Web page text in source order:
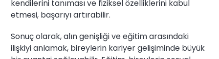
kendilerini tanıması ve fiziksel özelliklerini kabul
etmesi, başarıyı artırabilir.
Sonuç olarak, alın genişliği ve eğitim arasındaki
ilişkiyi anlamak, bireylerin kariyer gelişiminde büyük